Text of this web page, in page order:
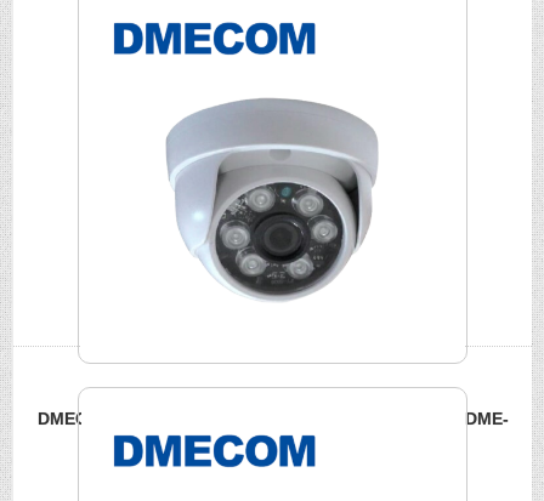
DMECOM 吸頂塑膠球型紅外線攝影機 200萬高畫質影像 DME-
1126